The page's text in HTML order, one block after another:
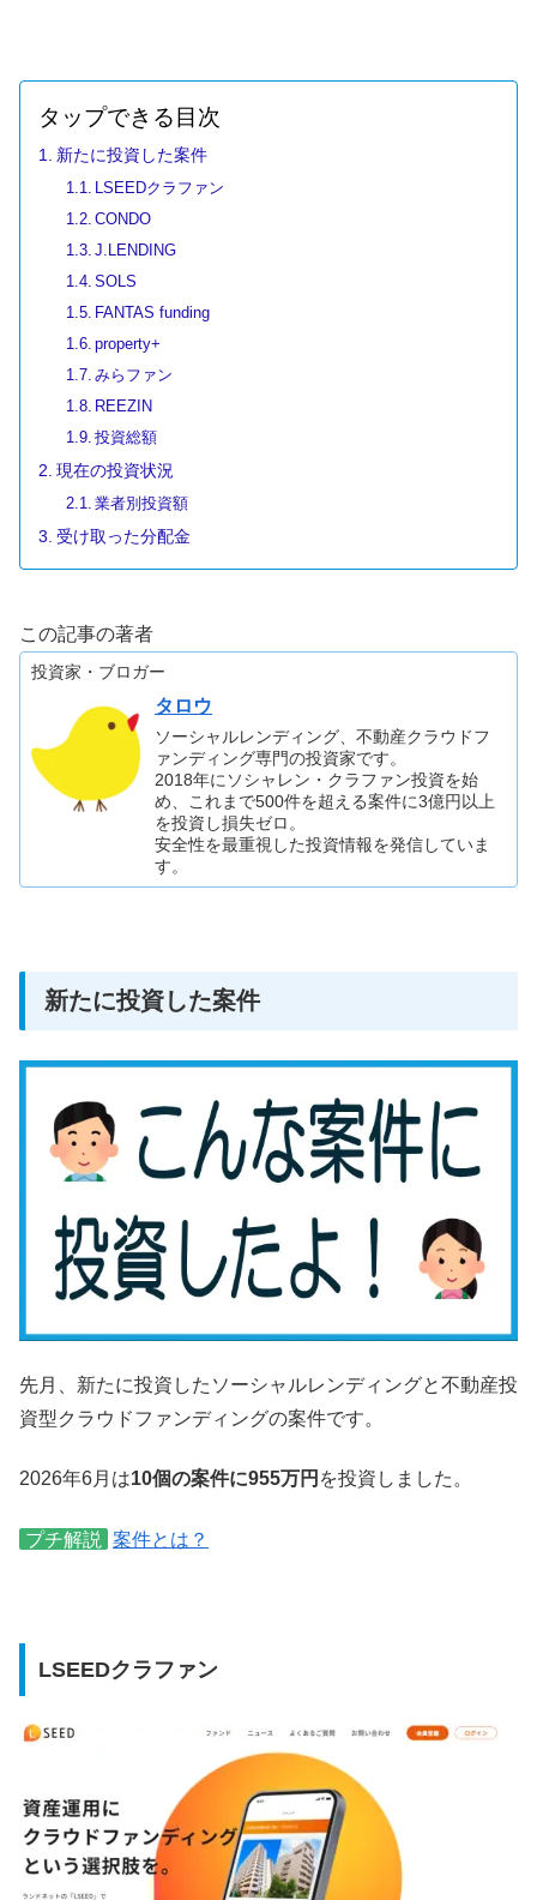
タップできる目次
新たに投資した案件
LSEEDクラファン
CONDO
J.LENDING
SOLS
FANTAS funding
property+
みらファン
REEZIN
投資総額
現在の投資状況
業者別投資額
受け取った分配金
この記事の著者
投資家・ブロガー
タロウ
ソーシャルレンディング、不動産クラウドフ
ァンディング専門の投資家です。
2018年にソシャレン・クラファン投資を始
め、これまで500件を超える案件に3億円以上
を投資し損失ゼロ。
安全性を最重視した投資情報を発信していま
す。
新たに投資した案件
先月、新たに投資したソーシャルレンディングと不動産投
資型クラウドファンディングの案件です。
2026年6月は10個の案件に955万円 を投資しました。
プチ解説 案件とは？
LSEEDクラファン